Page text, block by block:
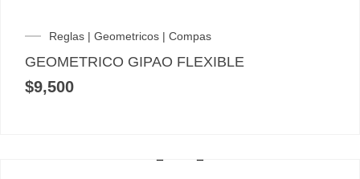
Reglas | Geometricos | Compas
GEOMETRICO GIPAO FLEXIBLE
$9,500